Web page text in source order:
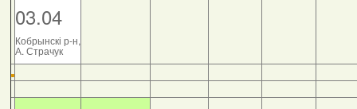
03.04
Кобрынскі р-н,
А. Страчук